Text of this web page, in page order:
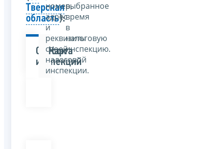
номер,
адрес
и
реквизиты
своей
налоговой
инспекции.
выбранное
время
в
налоговую
инспекцию.
Тверская
область):
Список
инспекций
Карта